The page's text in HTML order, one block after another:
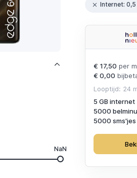
NaN
Internet:
€ 17,50 per
€ 0,00
Looptijd: 24
5 GB internet
5000
5000 sms'jes